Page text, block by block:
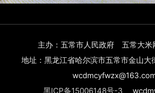
主办：五常市人民政府 五常大米
地址：黑龙江省哈尔滨市五常市金山
黑ICP备15006148号-3